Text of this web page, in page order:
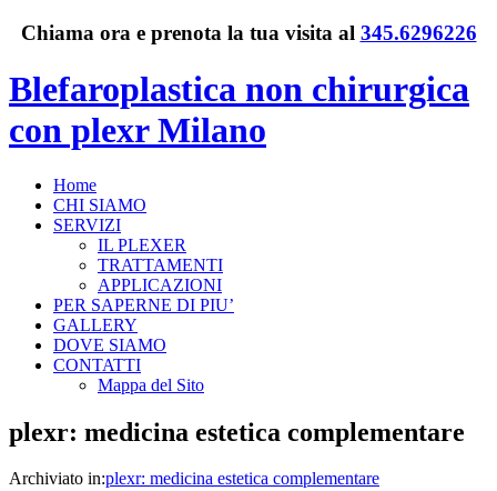
Chiama ora e prenota la tua visita al 345.6296226
Blefaroplastica non chirurgica
con plexr Milano
Home
CHI SIAMO
SERVIZI
IL PLEXER
TRATTAMENTI
APPLICAZIONI
PER SAPERNE DI PIU’
GALLERY
DOVE SIAMO
CONTATTI
Mappa del Sito
plexr: medicina estetica complementare
Archiviato in:plexr: medicina estetica complementare